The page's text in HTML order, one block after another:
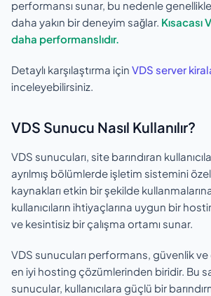
performansı sunar, bu nedenle
daha yakın bir deneyim sağlar. Kısacası
daha performanslıdır.
Detaylı karşılaştırma için VDS server
inceleyebilirsiniz.
VDS Sunucu Nasıl Kullanılır?
VDS sunucuları, site barındıran
ayrılmış bölümlerde işletim sistemini
kaynakları etkin bir şekilde
kullanıcıların ihtiyaçlarına uygun bir
ve kesintisiz bir çalışma ortamı sunar.
VDS sunucuları performans, güvenlik ve
en iyi hosting çözümlerinden biridir. Bu
sunucular, kullanıcılara güçlü bir